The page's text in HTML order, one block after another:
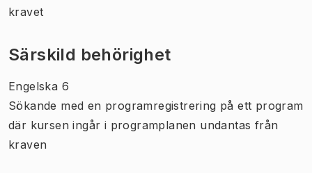
kravet
Särskild behörighet
Engelska 6
Sökande med en programregistrering på ett program
där kursen ingår i programplanen undantas från
kraven